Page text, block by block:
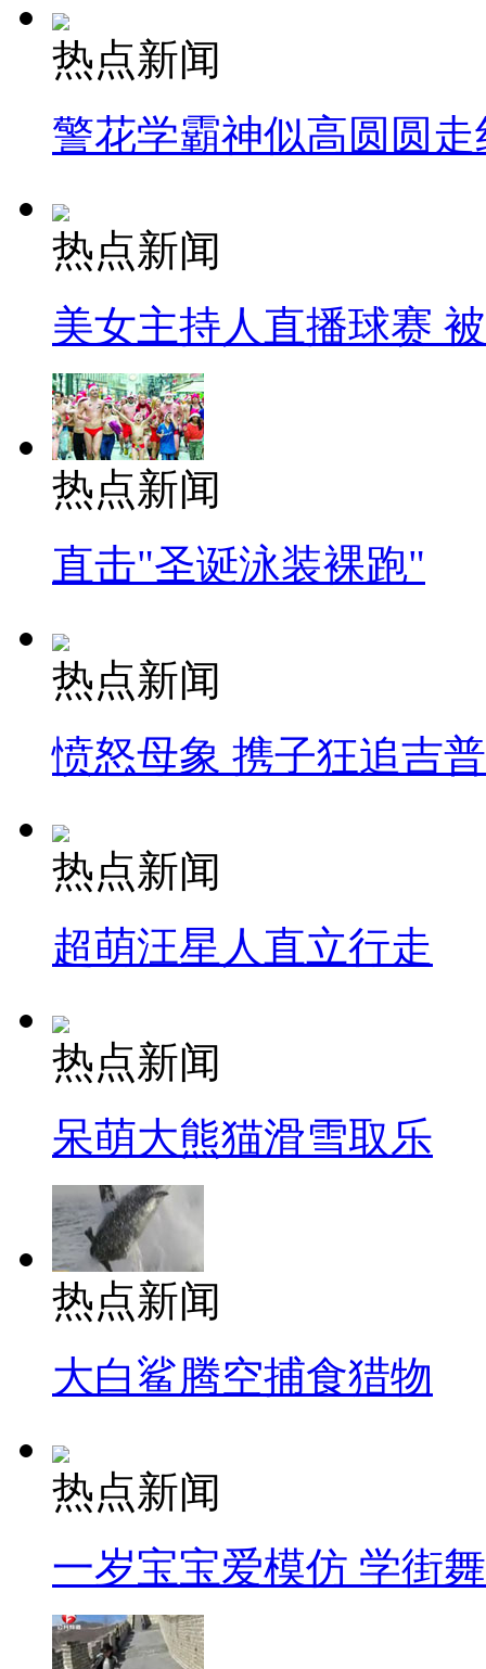
热点新闻
警花学霸神似高圆圆走
热点新闻
美女主持人直播球赛
热点新闻
直击"圣诞泳装裸跑"
热点新闻
愤怒母象 携子狂追吉
热点新闻
超萌汪星人直立行走
热点新闻
呆萌大熊猫滑雪取乐
热点新闻
大白鲨腾空捕食猎物
热点新闻
一岁宝宝爱模仿 学街